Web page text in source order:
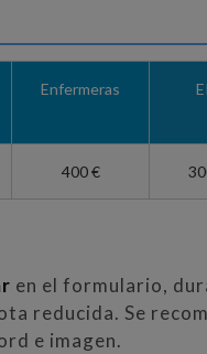
Enfermeras
400 €
en el formulario,
reducida. Se
e imagen.